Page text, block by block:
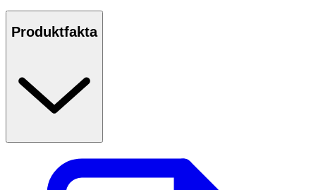
Produktfakta